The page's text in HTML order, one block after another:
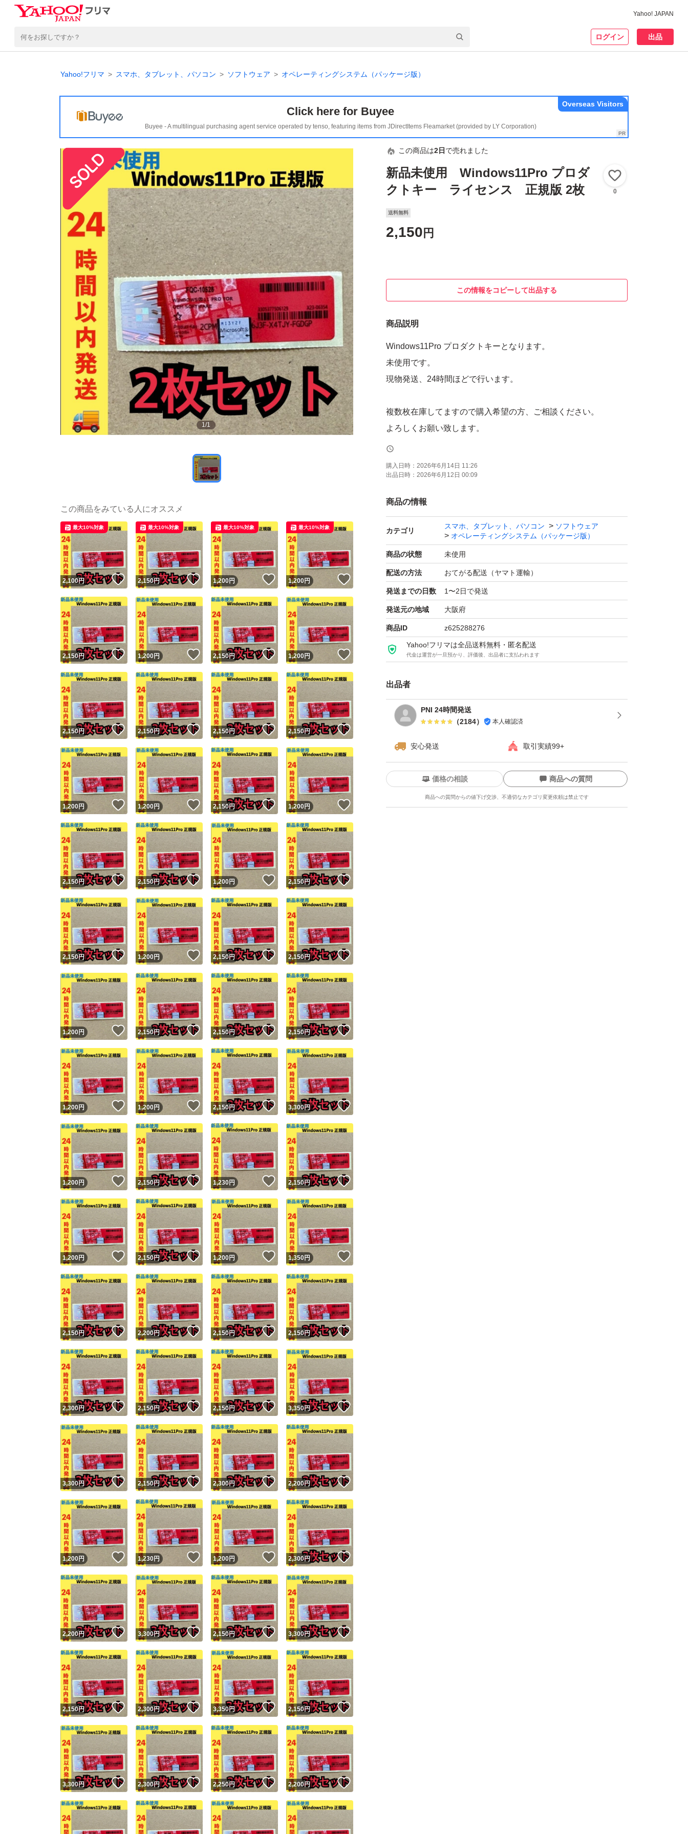
Yahoo! JAPAN
ログイン 出品
Yahoo!フリマ スマホ、タブレット、パソコン ソフトウェア オペレーティングシステム（パッケージ版）
Click here for Buyee
Buyee - A multilingual purchasing agent service operated by tenso, featuring items from JDirectItems Fleamarket (provided by LY Corporation)
Overseas Visitors
1/1
この商品は2日 で売れました
新品未使用 Windows11Pro プロダ
クトキー ライセンス 正規版 2枚
0
送料無料
2,150 円
この情報をコピーして出品する
商品説明
Windows11Pro プロダクトキーとなります。
未使用です。
現物発送、24時間ほどで行います。
複数枚在庫してますので購入希望の方、ご相談ください。
よろしくお願い致します。
購入日時： 2026年6月14日 11:26
出品日時： 2026年6月12日 00:09
商品の情報
カテゴリ
スマホ、タブレット、パソコン
ソフトウェア
オペレーティングシステム（パッケージ版）
商品の状態 未使用
配送の方法 おてがる配送（ヤマト運輸）
発送までの日数 1〜2日で発送
発送元の地域 大阪府
商品ID z625288276
Yahoo!フリマは全品送料無料・匿名配送
代金は運営が一旦預かり、評価後、出品者に支払われます
出品者
PNI 24時間発送
（2184） 本人確認済
安心発送 取引実績99+
ユーザーの実績について
Yahoo!フリマが定めた一定の基準を満たしたユーザーにバッジを付与しています
安心取引出品者
安心取引出品者 Yahoo!フリマの基準をクリアした安心・安全なユーザーです
取引実績
取引実績◯+ このユーザーはYahoo!フリマの取引を完了させた実績があります
他フリマ実績◯+ このユーザーは他フリマサービスでの取引実績があります
スピード&安心発送
※このバッジは実績に基づく表示であり、発送を保証しているものではありません
スピード＆安心発送
このユーザーは高頻度で24時間以内＆設定した発送日数内に発送してい
ます
スピード発送 このユーザーは高頻度で24時間以内に発送しています
安心発送 このユーザーは設定した発送日数内に発送しています
価格の相談 商品への質問
商品への質問からの値下げ交渉、不適切なカテゴリ変更依頼は禁止です
この商品の情報をコピーします
商品画像の無断転載は禁止されています
コピーは1商品につき1回です
出品ページへ
キャンセル
この商品をみている人にオススメ
2,100円 いいね！
最大10%対象
2,150円 いいね！
最大10%対象
1,200円 いいね！
最大10%対象
1,200円
最大10%対象
2,150円 いいね！
1,200円 いいね！
2,150円 いいね！
1,200円
2,150円 いいね！
2,150円 いいね！
2,150円 いいね！
2,150円
1,200円 いいね！
1,200円 いいね！
2,150円 いいね！
1,200円
2,150円 いいね！
2,150円 いいね！
1,200円 いいね！
2,150円
2,150円 いいね！
1,200円 いいね！
2,150円 いいね！
2,150円
1,200円 いいね！
2,150円 いいね！
2,150円 いいね！
2,150円
1,200円 いいね！
1,200円 いいね！
2,150円 いいね！
3,300円
1,200円 いいね！
2,150円 いいね！
1,230円 いいね！
2,150円
1,200円 いいね！
2,150円 いいね！
1,200円 いいね！
1,350円
2,150円 いいね！
2,200円 いいね！
2,150円 いいね！
2,150円
2,300円 いいね！
2,150円 いいね！
2,150円 いいね！
3,350円
3,300円 いいね！
2,150円 いいね！
2,300円 いいね！
2,200円
1,200円 いいね！
1,230円 いいね！
1,200円 いいね！
2,300円
2,200円 いいね！
3,300円 いいね！
2,150円 いいね！
3,300円
2,150円 いいね！
2,300円 いいね！
3,350円 いいね！
2,150円
3,300円 いいね！
2,300円 いいね！
2,250円 いいね！
2,200円